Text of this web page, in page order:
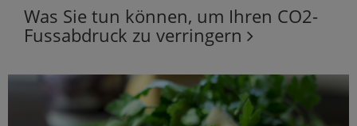
Was Sie tun können, um Ihren CO2-
Fussabdruck zu verringern